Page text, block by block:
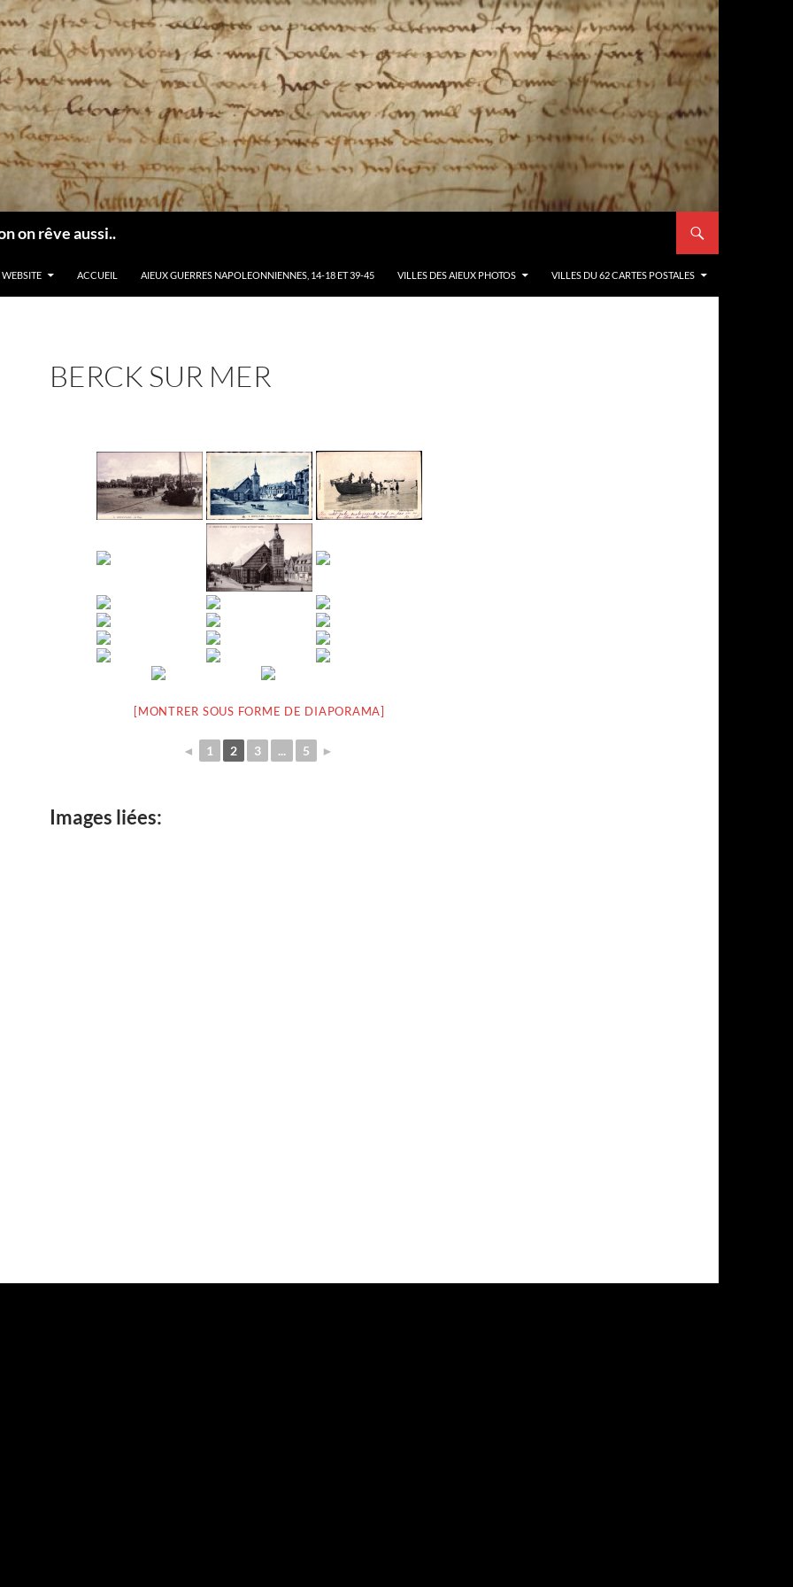
on rêve aussi..
ACCUEIL AIEUX GUERRES NAPOLEONNIENNES, 14-18 ET 39-45 VILLES DES AIEUX PHOTOS VILLES DU 62 CARTES POSTALES
BERCK SUR MER
[MONTRER SOUS FORME DE DIAPORAMA]
◄ 1 2 3 ... 5 ►
Images liées: